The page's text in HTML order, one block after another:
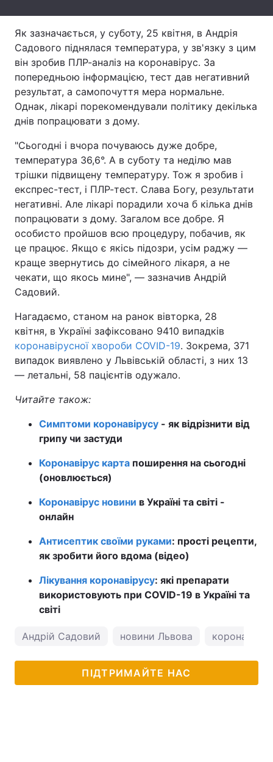
Архів Вакансії
Контакти
Послуги
Тема оформлення
Як зазначається, у суботу, 25 квітня, в Андрія
Садового піднялася температура, у зв'язку з цим
він зробив ПЛР-аналіз на коронавірус. За
попередньою інформацією, тест дав негативний
результат, а самопочуття мера нормальне.
Однак, лікарі порекомендували політику декілька
днів попрацювати з дому.
"Сьогодні і вчора почуваюсь дуже добре,
температура 36,6°. А в суботу та неділю мав
трішки підвищену температуру. Тож я зробив і
експрес-тест, і ПЛР-тест. Слава Богу, результати
негативні. Але лікарі порадили хоча б кілька днів
попрацювати з дому. Загалом все добре. Я
особисто пройшов всю процедуру, побачив, як
це працює. Якщо є якісь підозри, усім раджу —
краще звернутись до сімейного лікаря, а не
чекати, що якось мине", — зазначив Андрій
Садовий.
Нагадаємо, станом на ранок вівторка, 28
квітня, в Україні зафіксовано 9410 випадків
коронавірусної хвороби COVID-19. Зокрема, 371
випадок виявлено у Львівській області, з них 13
— летальні, 58 пацієнтів одужало.
Читайте також:
Симптоми коронавірусу - як відрізнити від
грипу чи застуди
Коронавірус карта поширення на сьогодні
(оновлюється)
Коронавірус новини в Україні та світі -
онлайн
Антисептик своїми руками: прості рецепти,
як зробити його вдома (відео)
Лікування коронавірусу: які препарати
використовують при COVID-19 в Україні та
світі
Андрій Садовий новини Львова коронавірус
ПІДТРИМАЙТЕ НАС